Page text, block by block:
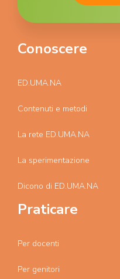
Conoscere
ED.UMA.NA
Contenuti e metodi
La rete ED.UMA.NA
La sperimentazione
Dicono di ED.UMA.NA
Praticare
Per docenti
Per genitori